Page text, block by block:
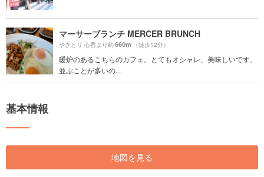
マーサーブランチ MERCER BRUNCH
やきとり 心香より約660m （徒歩12分）
暖炉のあるこちらのカフェ。とてもオシャレ、美味しいです。
並ぶことが多いの...
基本情報
地図を見る